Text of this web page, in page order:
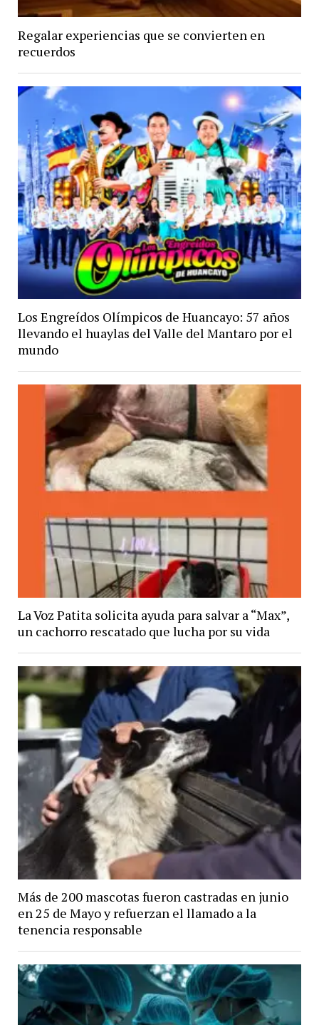
Regalar experiencias que se convierten en
recuerdos
Los Engreídos Olímpicos de Huancayo: 57 años
llevando el huaylas del Valle del Mantaro por el
mundo
La Voz Patita solicita ayuda para salvar a “Max”,
un cachorro rescatado que lucha por su vida
Más de 200 mascotas fueron castradas en junio
en 25 de Mayo y refuerzan el llamado a la
tenencia responsable